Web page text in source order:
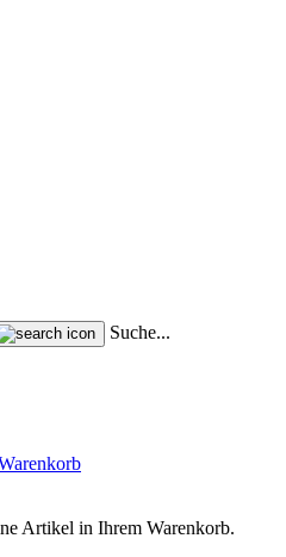
Suche...
Artikel in Ihrem Warenkorb.